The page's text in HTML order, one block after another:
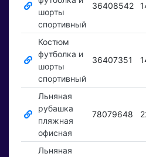
шорты
спортивный
36408542
Костюм
футболка и
шорты
спортивный
36407351
Льняная
рубашка
пляжная
офисная
78079648
Льняная